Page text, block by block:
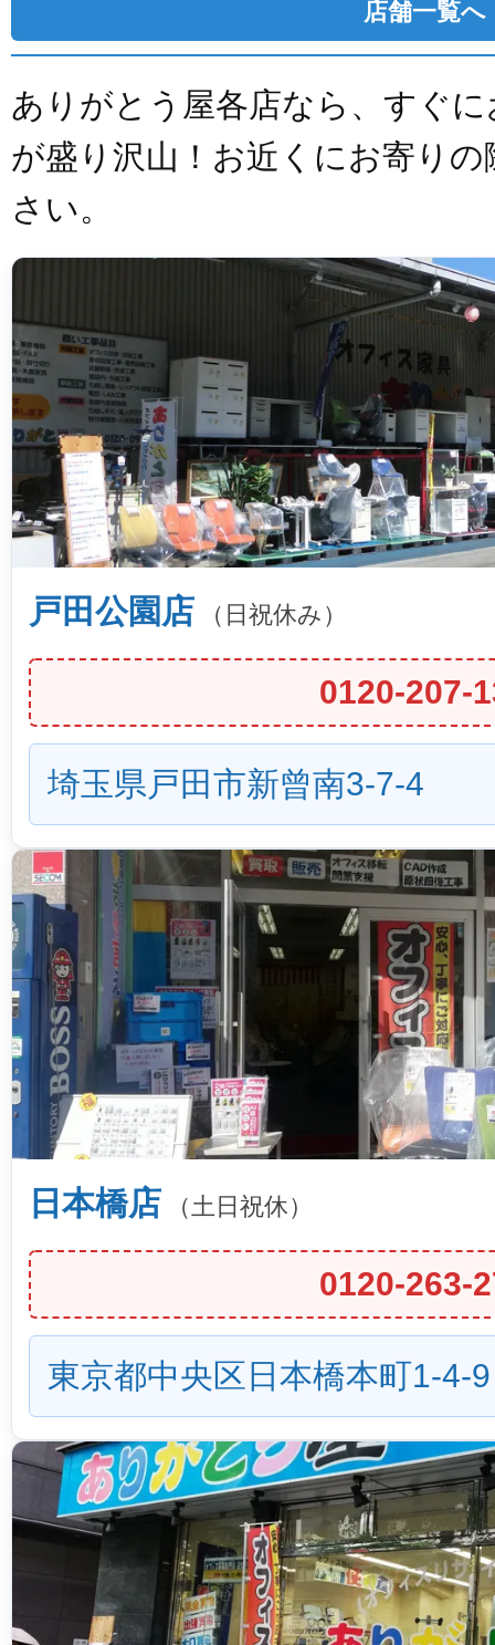
店舗一覧へ
ありがとう屋各店なら、すぐ
が盛り沢山！お近くにお寄り
さい。
戸田公園店 （日祝休み）
0120-207-
埼玉県戸田市新曾南3-7-4
日本橋店 （土日祝休）
0120-263-
東京都中央区日本橋本町1-4-9